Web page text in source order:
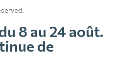
8 au 24 août.
de